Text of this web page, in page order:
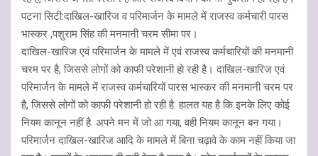
पटना सिटी:दाखिल-खारिज व परिमार्जन के मामले में राजस्व कर्मचारी पारस
भास्कर ,पशुराम सिंह की मनमानी चरम सीमा पर।
दाखिल-खारिज एवं परिमार्जन के मामले में एवं राजस्व कर्मचारियों की मनमानी
चरम पर है, जिससे लोगों को काफी परेशानी हो रही है। दाखिल-खारिज एवं
परिमार्जन के मामले में राजस्व कर्मचारियों पारस भास्कर की मनमानी चरम पर
है, जिससे लोगों को काफी परेशानी हो रही है. हालत यह है कि इनके लिए कोई
नियम कानून नहीं है. अपने मन में जो आ गया, वही नियम कानून बन गया।
परिमार्जन दाखिल-खारिज आदि के मामले में बिना चढ़ावे के काम नहीं किया जा